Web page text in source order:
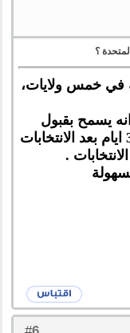
؟
قضائية في خمس ولايات،
يسمح بقبول
.